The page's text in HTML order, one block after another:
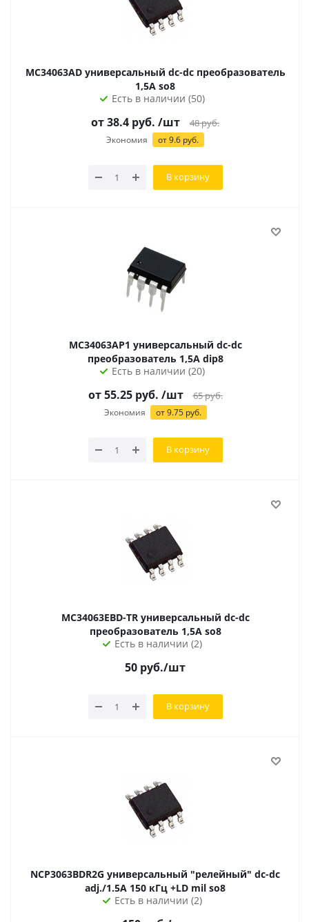
MC34063AD универсальный dc-dc преобразователь
1,5А so8
Есть в наличии (50)
от 38.4 руб. /шт 48руб.
Экономия от 9.6 руб.
В корзину
MC34063AP1 универсальный dc-dc
преобразователь 1,5А dip8
Есть в наличии (20)
от55.25руб. /шт 65руб.
Экономия от9.75руб.
В корзину
MC34063EBD-TR универсальный dc-dc
преобразователь 1,5А so8
Есть в наличии (2)
50 руб./шт
В корзину
NCP3063BDR2G универсальный "релейный" dc-dc
adj./1.5А 150 кГц +LD mil so8
Есть в наличии (2)